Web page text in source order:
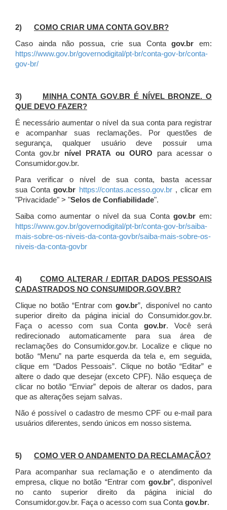
2) COMO CRIAR UMA CONTA GOV.BR?
Caso ainda não possua, crie sua Contagov.br em:
https://www.gov.br/governodigital/pt-br/conta-gov-br/conta-
gov-br/
3)
MINHA CONTA GOV.BR É NÍVEL BRONZE. O
QUE DEVO FAZER?
É necessário aumentar o nível da sua conta para registrar
e acompanhar suas reclamações. Por questões de
segurança, qualquer usuário deve possuir uma
Conta gov.br nível PRATA ou OURO para acessar o
Consumidor.gov.br.
Para verificar o nível de sua conta, basta acessar
sua Contagov.br https://contas.acesso.gov.br, clicar em
"Privacidade" > "Selos de Confiabilidade".
Saiba como aumentar o nível da sua Conta gov.brem:
https://www.gov.br/governodigital/pt-br/conta-gov-br/saiba-
mais-sobre-os-niveis-da-conta-govbr/saiba-mais-sobre-os-
niveis-da-conta-govbr
4) COMO ALTERAR / EDITAR DADOS PESSOAIS
CADASTRADOS NO CONSUMIDOR.GOV.BR?
Clique no botão “Entrar comgov.br”, disponível no canto
superior direito da página inicial do Consumidor.gov.br.
Faça o acesso com sua Conta gov.br. Você será
redirecionado automaticamente para sua área de
reclamações do Consumidor.gov.br.
Localize e clique no
botão “Menu” na parte esquerda da tela e, em seguida,
clique em “Dados Pessoais”. Clique no botão “Editar” e
altere o dado que desejar (exceto CPF). Não esqueça de
clicar no botão “Enviar” depois de alterar os dados, para
que as alterações sejam salvas.
Não é possível o cadastro de mesmo CPF ou e-mail para
usuários diferentes, sendo únicos em nosso sistema.
5) COMO VER O ANDAMENTO DA RECLAMAÇÃO?
Para acompanhar sua reclamação e o atendimento da
empresa, clique no botão “Entrar com gov.br”, disponível
no canto superior direito da página inicial do
Consumidor.gov.br. Faça o acesso com sua Contagov.br.